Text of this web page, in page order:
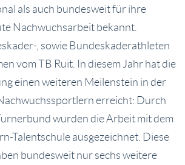
als auch bundesweit für ihre
Nachwuchsarbeit bekannt.
, sowie Bundeskaderathleten
vom TB Ruit. In diesem Jahr hat die
einen weiteren Meilenstein in der
erreicht: Durch
wurden die Arbeit mit dem
Talentschule ausgezeichnet. Diese
bundesweit nur sechs weitere